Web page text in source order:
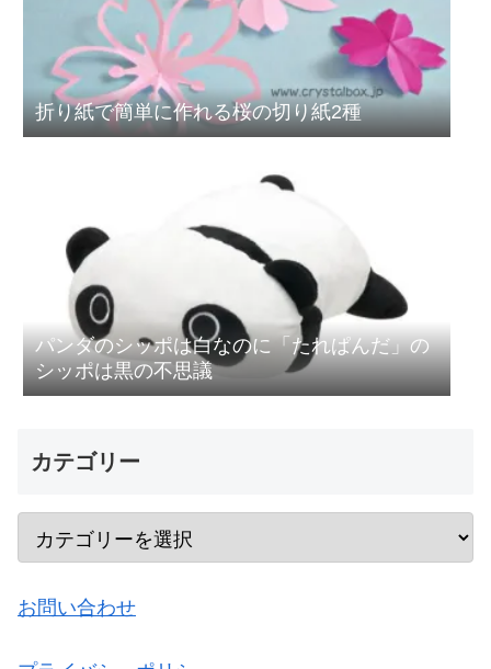
折り紙で簡単に作れる桜の切り紙2種
パンダのシッポは白なのに「たれぱんだ」の
シッポは黒の不思議
カテゴリー
お問い合わせ